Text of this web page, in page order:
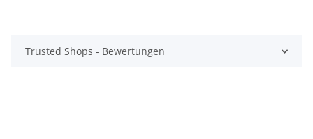
Trusted Shops - Bewertungen